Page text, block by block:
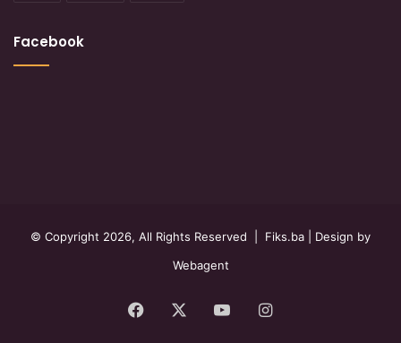
Facebook
© Copyright 2026, All Rights Reserved | Fiks.ba | Design by
Webagent
Facebook YouTubeInstagram